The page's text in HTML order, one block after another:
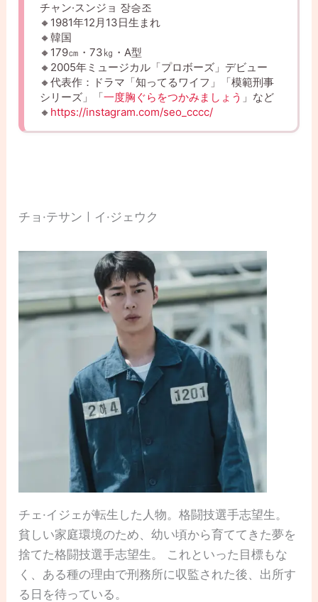
チャン·スンジョ 장승조
🔸1981年12月13日生まれ
🔸韓国
🔸179㎝・73㎏・A型
🔸2005年ミュージカル「プロボーズ」デビュー
🔸代表作：ドラマ「知ってるワイフ」「模範刑事
シリーズ」「一度胸ぐらをつかみましょう 」など
🔸 https://instagram.com/seo_cccc/
チョ·テサンㅣイ·ジェウク
チェ·イジェが転生した人物。格闘技選手志望生。
貧しい家庭環境のため、幼い頃から育ててきた夢を
捨てた格闘技選手志望生。 これといった目標もな
く、ある種の理由で刑務所に収監された後、出所す
る日を待っている。